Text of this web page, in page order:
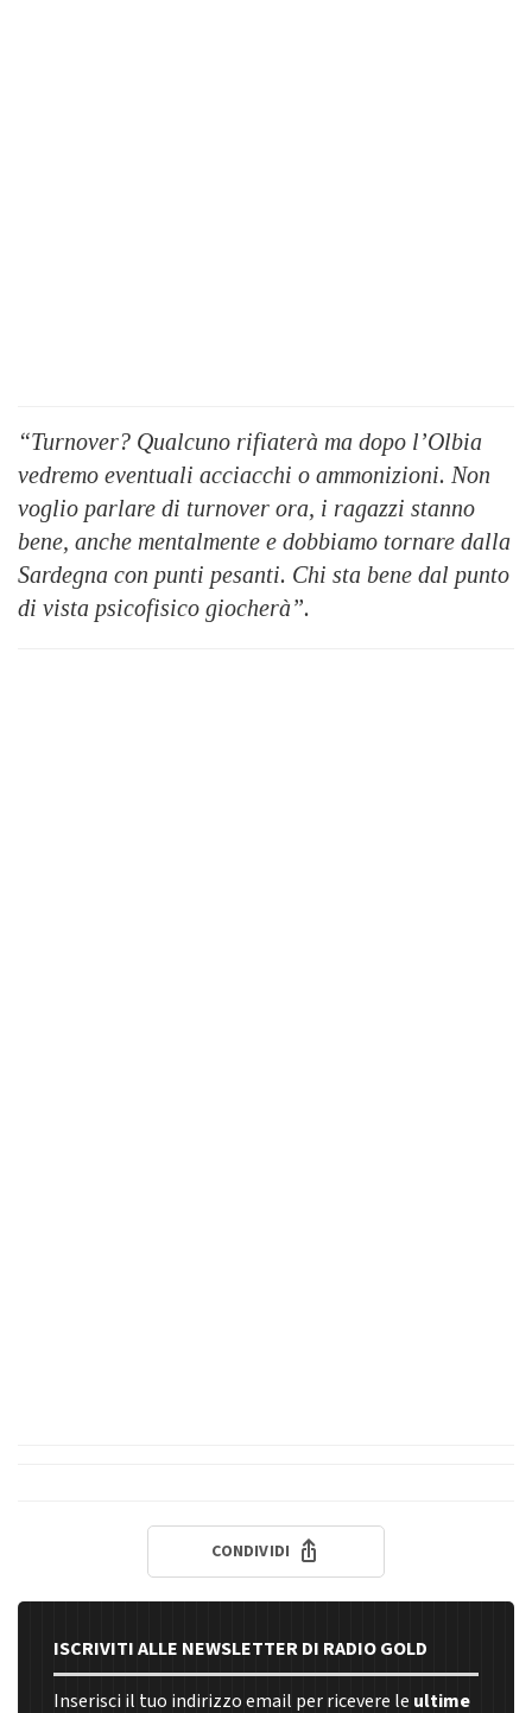
“Turnover? Qualcuno rifiaterà ma dopo l’Olbia
vedremo eventuali acciacchi o ammonizioni. Non
voglio parlare di turnover ora, i ragazzi stanno
bene, anche mentalmente e dobbiamo tornare dalla
Sardegna con punti pesanti. Chi sta bene dal punto
di vista psicofisico giocherà”.
CONDIVIDI
ISCRIVITI ALLE NEWSLETTER DI RADIO GOLD
Inserisci il tuo indirizzo email per ricevere le ultime